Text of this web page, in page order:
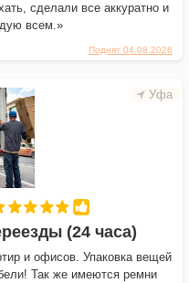
Поднят 04.08.2026
сделали все аккуратно и
всем.»
Уфа
(24 часа)
и офисов. Упаковка вещей
Так же имеются ремни